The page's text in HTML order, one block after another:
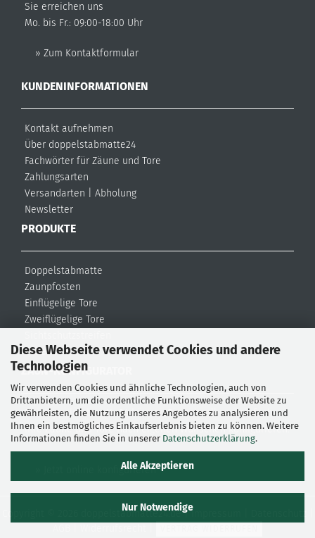
Diese Webseite verwendet Cookies und andere
Technologien
Wir verwenden Cookies und ähnliche Technologien, auch von
Drittanbietern, um die ordentliche Funktionsweise der Website zu
gewährleisten, die Nutzung unseres Angebotes zu analysieren und
Ihnen ein bestmögliches Einkaufserlebnis bieten zu können. Weitere
Informationen finden Sie in unserer Datenschutzerklärung.
Alle Akzeptieren
Nur Notwendige
Sie erreichen uns
Mo. bis Fr.: 09:00-18:00 Uhr
» Zum Kontaktformular
KUNDENINFORMATIONEN
Kontakt aufnehmen
Über doppelstabmatte24
Fachwörter für Zäune und Tore
Zahlungsarten
Versandarten
Abholung
Newsletter
PRODUKTE
Doppelstabmatte
Zaunpfosten
Einflügelige Tore
Zweiflügelige Tore
Zubehör
ZAUN-KONFIGURATOR
Bei doppelstabmatte24 können Sie schnell und einfach
Ihre Zäune und Tore nach eigenen Wünschen konfigurieren.
» Jetzt online konfigurieren
Copyright © 2026 doppelstabmatte24.de |Impressum